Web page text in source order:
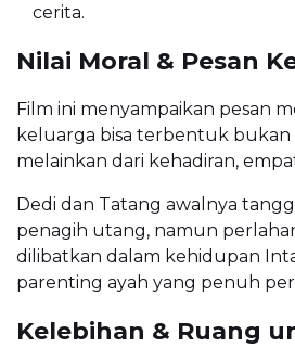
cerita.
Nilai Moral & Pesan
Film ini menyampaikan pesan
keluarga bisa terbentuk bukan
melainkan dari kehadiran,
Dedi dan Tatang awalnya
penagih utang, namun
dilibatkan dalam kehidupan
parenting ayah yang penuh
Kelebihan & Ruang